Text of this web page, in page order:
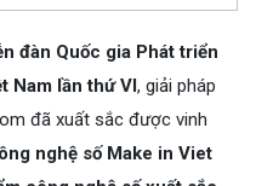
đàn Quốc gia Phát triển
Nam lần thứ VI, giải pháp
đã xuất sắc được vinh
nghệ số Make in Viet